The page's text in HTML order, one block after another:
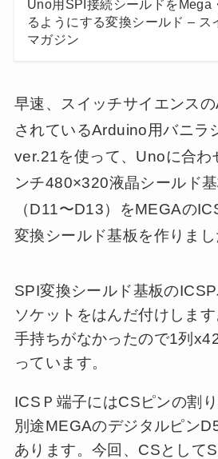
Uno用SPI接続シールドをMega
るようにする変換シールド – ス
マガジン
早速、スイッチサイエンス
されているArduino用バニラ
ver.21を使って、Unoに合わ
ンチ480×320液晶シールド
（D11〜D13）をMEGAの
変換シールド基板を作りまし
SPI変換シールド基板の
ソケットをはんだ付けしま
手持ちがなかったので1列
っています。
ICSＰ端子にはCSピンの割
別途MEGAのデジタルピン
あります。今回、CSとして